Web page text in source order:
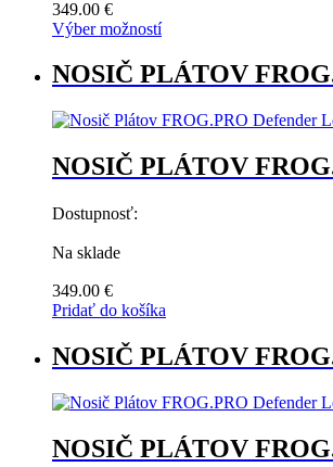
349.00 €
Výber možností
produkt
má
variantov.
si
môžete
vybrať
na
stránke
produktu.
NOSIČ PLÁTOV
NOSIČ PLÁTOV
Dostupnosť:
Na sklade
349.00 €
Pridať do košíka
NOSIČ PLÁTOV
NOSIČ PLÁTOV